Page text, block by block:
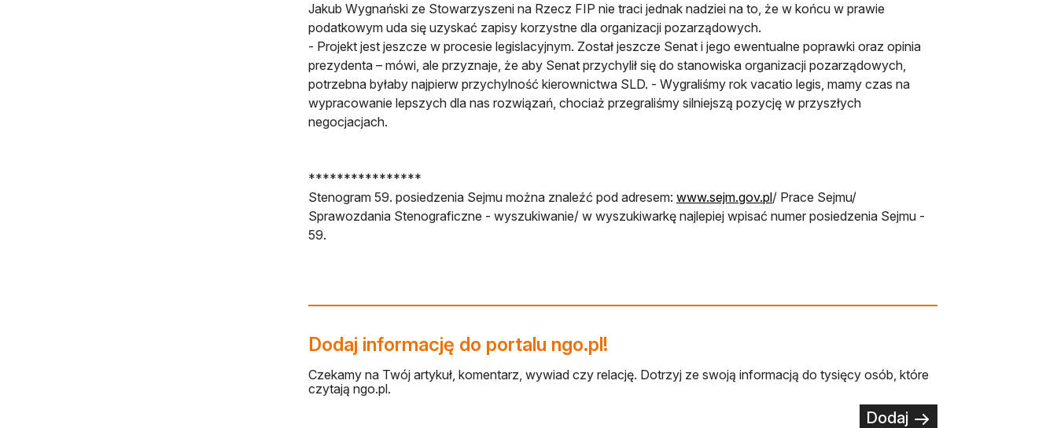
Jakub Wygnański ze Stowarzyszeni na Rzecz FIP nie traci jednak nadziei na to, że w końcu w prawie
podatkowym uda się uzyskać zapisy korzystne dla organizacji pozarządowych.
- Projekt jest jeszcze w procesie legislacyjnym. Został jeszcze Senat i jego ewentualne poprawki oraz opinia
prezydenta – mówi, ale przyznaje, że aby Senat przychylił się do stanowiska organizacji pozarządowych,
potrzebna byłaby najpierw przychylność kierownictwa SLD. - Wygraliśmy rok vacatio legis, mamy czas na
wypracowanie lepszych dla nas rozwiązań, chociaż przegraliśmy silniejszą pozycję w przyszłych
negocjacjach.
****************
Stenogram 59. posiedzenia Sejmu można znaleźć pod adresem: www.sejm.gov.plotwiera się w nowej karcie
/ Prace Sejmu/
Sprawozdania Stenograficzne - wyszukiwanie/ w wyszukiwarkę najlepiej wpisać numer posiedzenia Sejmu -
59.
Dodaj informację do portalu ngo.pl!
Czekamy na Twój artykuł, komentarz, wywiad czy relację. Dotrzyj ze swoją informacją do tysięcy osób, które
czytają ngo.pl.
Dodaj